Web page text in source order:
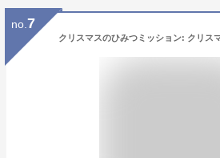
no. 7